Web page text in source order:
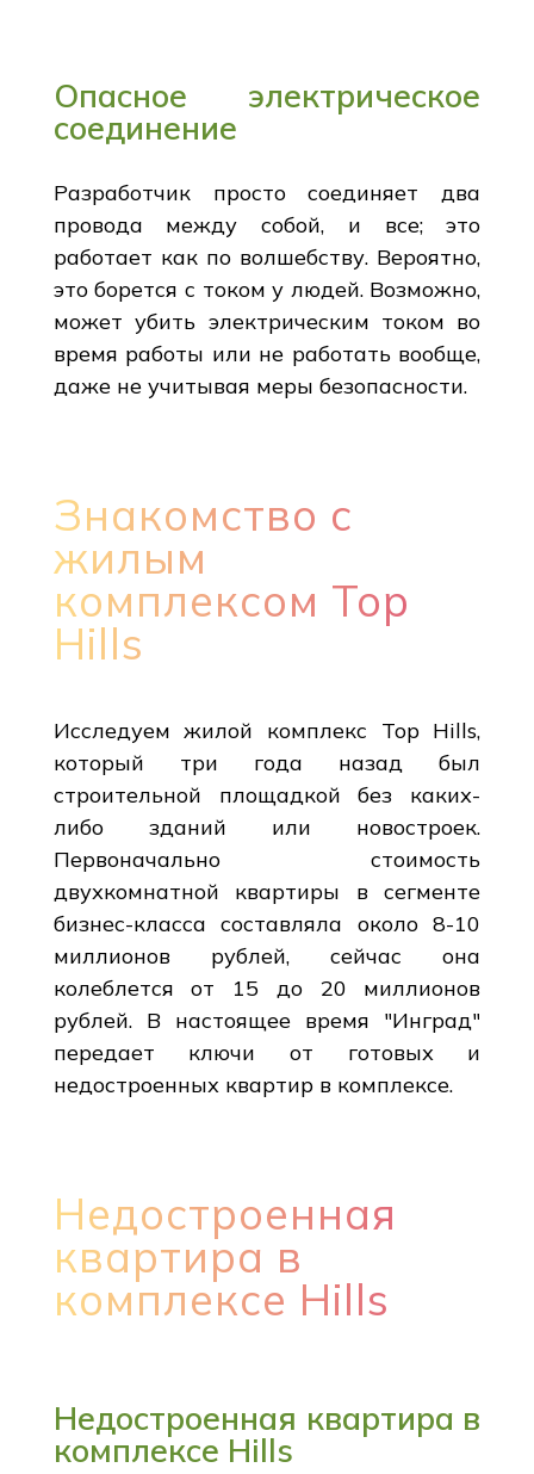
Опасное электрическое
соединение
Разработчик просто соединяет два
провода между собой, и все; это
работает как по волшебству. Вероятно,
это борется с током у людей. Возможно,
может убить электрическим током во
время работы или не работать вообще,
даже не учитывая меры безопасности.
Знакомство с
жилым
комплексом Top
Hills
Исследуем жилой комплекс Top Hills,
который три года назад был
строительной площадкой без каких-
либо зданий или новостроек.
Первоначально стоимость
двухкомнатной квартиры в сегменте
бизнес-класса составляла около 8-10
миллионов рублей, сейчас она
колеблется от 15 до 20 миллионов
рублей. В настоящее время "Инград"
передает ключи от готовых и
недостроенных квартир в комплексе.
Недостроенная
квартира в
комплексе Hills
Недостроенная квартира в
комплексе Hills